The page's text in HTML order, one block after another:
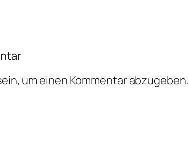
um einen Kommentar abzugeben.